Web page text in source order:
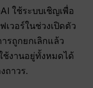
ใช้ระบบเชิญเพื่อ
วอร์ในช่วงเปิดตัว
รถูกยกเลิกแล้ว
ช้งานอยู่ทั้งหมดได้
ถาวร.